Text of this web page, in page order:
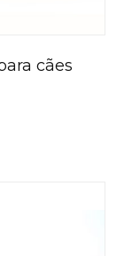
cães